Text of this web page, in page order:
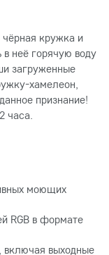
кружка и
в неё горячую воду
загруженные
хамелеон,
признание!
часа.
моющих
RGB в формате
включая выходные